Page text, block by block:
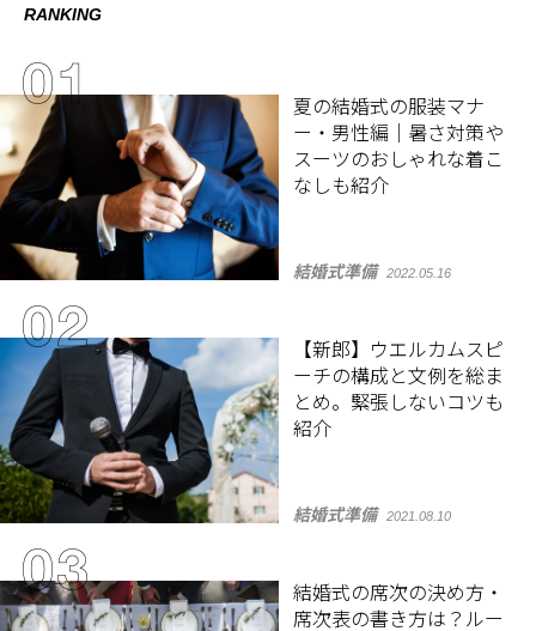
RANKING
夏の結婚式の服装マナ
ー・男性編｜暑さ対策や
スーツのおしゃれな着こ
なしも紹介
結婚式準備 2022.05.16
【新郎】ウエルカムスピ
ーチの構成と文例を総ま
とめ。緊張しないコツも
紹介
結婚式準備 2021.08.10
結婚式の席次の決め方・
席次表の書き方は？ルー